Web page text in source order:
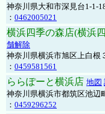
神奈川県大和市深見台1-1-
： 0462005021
横浜四季の森店(横浜
舗解除
神奈川県横浜市旭区上白根
： 0459581561
ららぽーと横浜店 地図
神奈川県横浜市都筑区池辺
： 0459296252